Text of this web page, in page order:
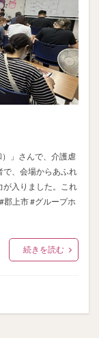
」さんで、介護虐
で、会場からあふれ
が入りました。これ
郡上市 #グループホ
続きを読む